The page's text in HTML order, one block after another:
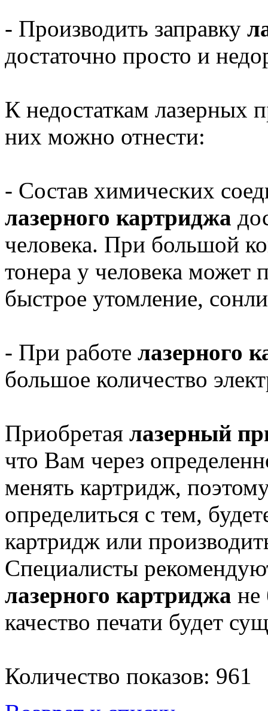
- Производить заправку
достаточно просто и
К недостаткам лазерных
них можно отнести:
- Состав химических
лазерного картриджа
человека. При большой
тонера у человека может
быстрое утомление,
- При работе лазерного
большое количество
Приобретая лазерный
что Вам через
менять картридж,
определиться с тем,
картридж или
Специалисты
лазерного картриджа не
качество печати будет
Количество показов: 961